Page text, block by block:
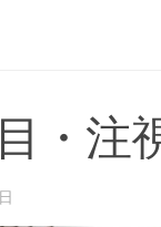
・注